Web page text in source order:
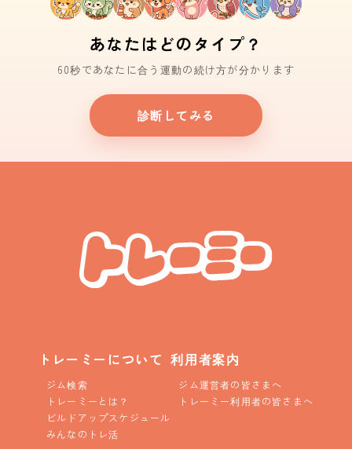
あなたはどのタイプ？
60秒であなたに合う運動の続け方が分かります
診断してみる
トレーミーについて
ジム検索
トレーミーとは？
ビルドアップスケジュール
みんなのトレ活
利用者案内
ジム運営者の皆さまへ
トレーミー利用者の皆さまへ